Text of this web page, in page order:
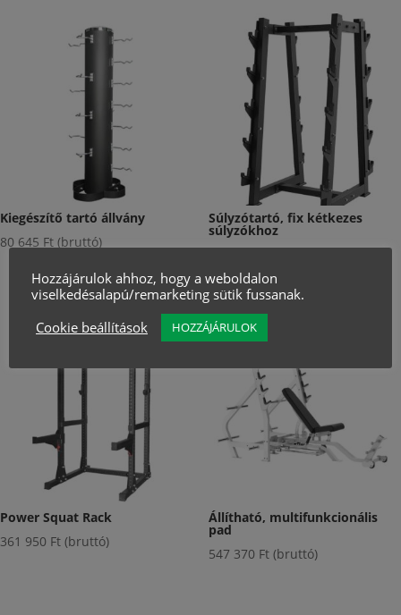
Kiegészítő tartó állvány
80 645 Ft (bruttó)
Súlyzótartó, fix kétkezes
súlyzókhoz
Power Squat Rack
361 950 Ft (bruttó)
Állítható, multifunkcionális
pad
547 370 Ft (bruttó)
Hozzájárulok ahhoz, hogy a weboldalon
viselkedésalapú/remarketing sütik fussanak.
Cookie beállítások
HOZZÁJÁRULOK